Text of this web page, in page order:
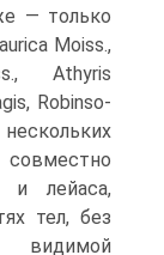
— только
Moiss.,
Athyris
Robinso-
и лейаса,
тел, без